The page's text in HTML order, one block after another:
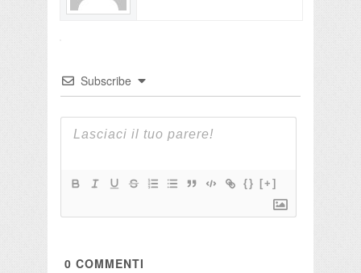
Subscribe
{} [+]
0 COMMENTI